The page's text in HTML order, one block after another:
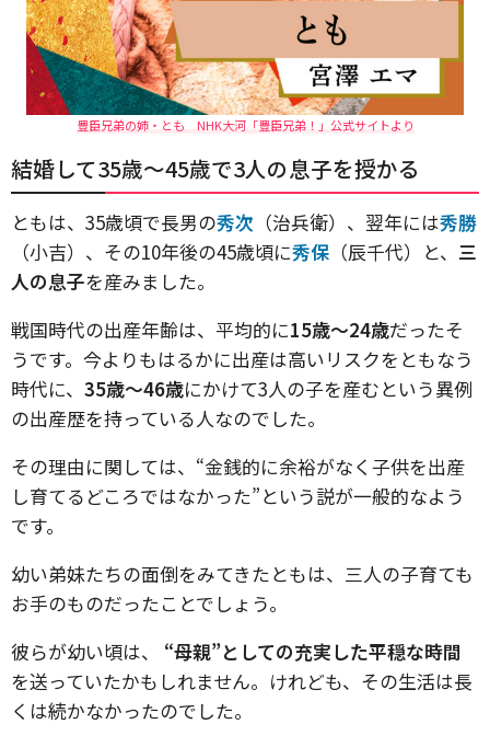
豊臣兄弟の姉・とも NHK大河「豊臣兄弟！」公式サイトより
結婚して35歳〜45歳で3人の息子を授かる
ともは、35歳頃で長男の秀次 （治兵衛）、翌年には秀勝
（小吉）、その10年後の45歳頃に秀保 （辰千代）と、 三
人の息子を産みました。
戦国時代の出産年齢は、平均的に15歳〜24歳だったそ
うです。今よりもはるかに出産は高いリスクをともなう
時代に、 35歳〜46歳にかけて3人の子を産むという異例
の出産歴を持っている人なのでした。
その理由に関しては、“金銭的に余裕がなく子供を出産
し育てるどころではなかった”という説が一般的なよう
です。
幼い弟妹たちの面倒をみてきたともは、三人の子育ても
お手のものだったことでしょう。
彼らが幼い頃は、
“母親”としての充実した平穏な時間
を送っていたかもしれません。けれども、その生活は長
くは続かなかったのでした。